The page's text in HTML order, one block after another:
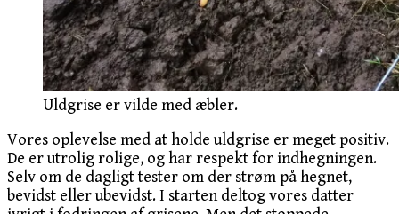
Uldgrise er vilde med æbler.
Vores oplevelse med at holde uldgrise er meget positiv.
De er utrolig rolige, og har respekt for indhegningen.
Selv om de dagligt tester om der strøm på hegnet,
bevidst eller ubevidst. I starten deltog vores datter